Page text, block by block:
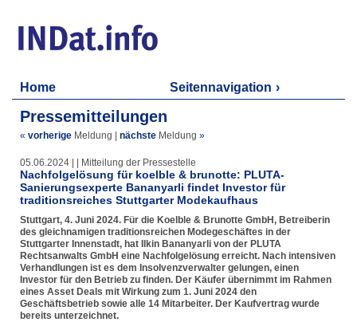
Home Seitennavigation
Pressemitteilungen
« vorherige Meldung nächste Meldung »
05.06.2024 | | Mitteilung der Pressestelle
Nachfolgelösung für koelble & brunotte: PLUTA-
Sanierungsexperte Bananyarli findet Investor für
traditionsreiches Stuttgarter Modekaufhaus
Stuttgart, 4. Juni 2024. Für die Koelble & Brunotte GmbH, Betreiberin
des gleichnamigen traditionsreichen Modegeschäftes in der
Stuttgarter Innenstadt, hat Ilkin Bananyarli von der PLUTA
Rechtsanwalts GmbH eine Nachfolgelösung erreicht. Nach intensiven
Verhandlungen ist es dem Insolvenzverwalter gelungen, einen
Investor für den Betrieb zu finden. Der Käufer übernimmt im Rahmen
eines Asset Deals mit Wirkung zum 1. Juni 2024 den
Geschäftsbetrieb sowie alle 14 Mitarbeiter. Der Kaufvertrag wurde
bereits unterzeichnet.